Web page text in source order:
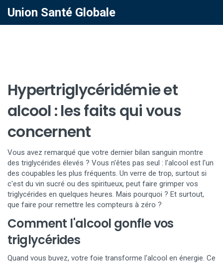
Union Santé Globale
Hypertriglycéridémie et
alcool : les faits qui vous
concernent
Vous avez remarqué que votre dernier bilan sanguin montre
des triglycérides élevés ? Vous n'êtes pas seul : l'alcool est l'un
des coupables les plus fréquents. Un verre de trop, surtout si
c'est du vin sucré ou des spiritueux, peut faire grimper vos
triglycérides en quelques heures. Mais pourquoi ? Et surtout,
que faire pour remettre les compteurs à zéro ?
Comment l'alcool gonfle vos
triglycérides
Quand vous buvez, votre foie transforme l'alcool en énergie. Ce